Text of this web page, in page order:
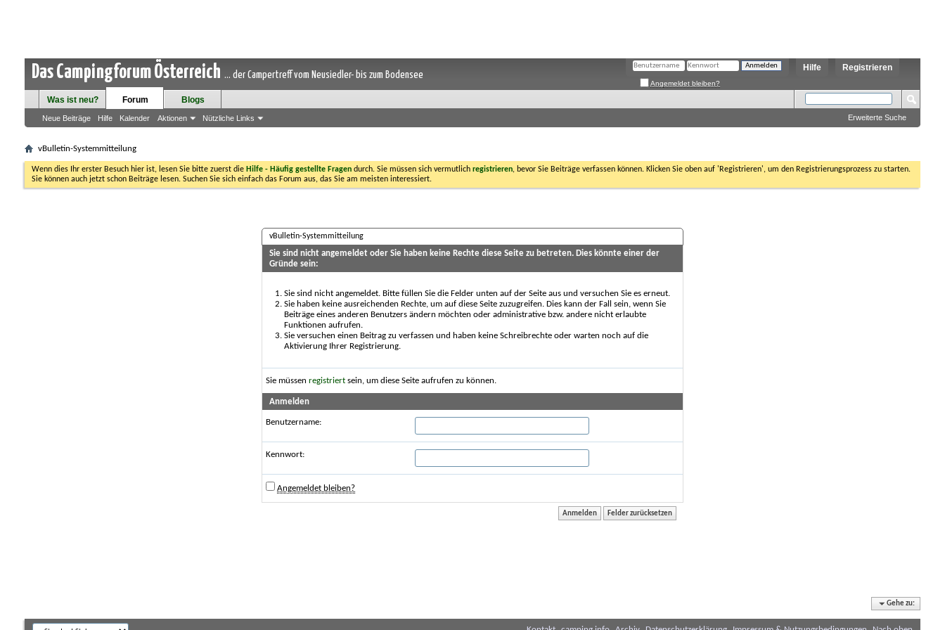
Das Campingforum Österreich ... der Campertreff vom Neusiedler- bis zum Bodensee
Registrieren
Hilfe
Angemeldet bleiben?
Was ist neu? Forum
Neue Beiträge Hilfe Kalender Aktionen Nützliche Links
Blogs
Erweiterte Suche
vBulletin-Systemmitteilung
Wenn dies Ihr erster Besuch hier ist, lesen Sie bitte zuerst die Hilfe - Häufig gestellte Fragen durch. Sie müssen sich vermutlich registrieren, bevor Sie Beiträge verfassen können. Klicken Sie oben auf 'Registrieren', um den Registrierungsprozess zu starten.
Sie können auch jetzt schon Beiträge lesen. Suchen Sie sich einfach das Forum aus, das Sie am meisten interessiert.
vBulletin-Systemmitteilung
Sie sind nicht angemeldet oder Sie haben keine Rechte diese Seite zu betreten. Dies könnte einer der
Gründe sein:
Sie sind nicht angemeldet. Bitte füllen Sie die Felder unten auf der Seite aus und versuchen Sie es erneut.
Sie haben keine ausreichenden Rechte, um auf diese Seite zuzugreifen. Dies kann der Fall sein, wenn Sie
Beiträge eines anderen Benutzers ändern möchten oder administrative bzw. andere nicht erlaubte
Funktionen aufrufen.
Sie versuchen einen Beitrag zu verfassen und haben keine Schreibrechte oder warten noch auf die
Aktivierung Ihrer Registrierung.
Sie müssen registriert sein, um diese Seite aufrufen zu können.
Anmelden
Benutzername:
Kennwort:
Angemeldet bleiben?
Gehe zu: